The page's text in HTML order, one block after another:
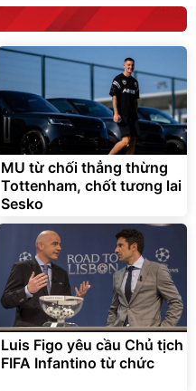
MU từ chối thẳng thừng
Tottenham, chốt tương lai
Sesko
Luis Figo yêu cầu Chủ tịch
FIFA Infantino từ chức